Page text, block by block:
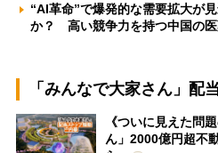
“AI革命”で爆発的な需要拡大が
か？ 高い競争力を持つ中国の
「みんなで大家さん」配
《ついに見えた問
ん」2000億円超不